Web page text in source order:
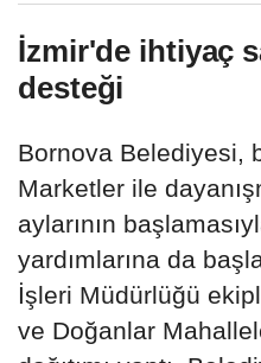
İzmir'de ihtiyaç
desteği
Bornova Belediyesi,
Marketler ile
aylarının
yardımlarına da
İşleri Müdürlüğü
ve Doğanlar